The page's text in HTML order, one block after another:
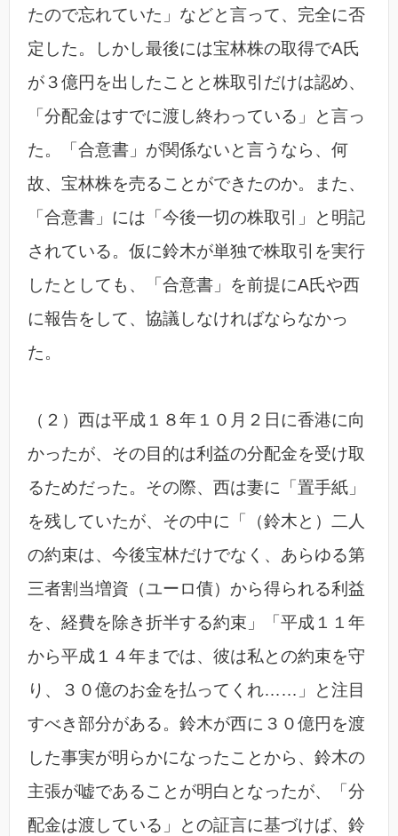
たので忘れていた」などと言って、完全に否
定した。しかし最後には宝林株の取得でA氏
が３億円を出したことと株取引だけは認め、
「分配金はすでに渡し終わっている」と言っ
た。「合意書」が関係ないと言うなら、何
故、宝林株を売ることができたのか。また、
「合意書」には「今後一切の株取引」と明記
されている。仮に鈴木が単独で株取引を実行
したとしても、「合意書」を前提にA氏や西
に報告をして、協議しなければならなかっ
た。
（２）西は平成１８年１０月２日に香港に向
かったが、その目的は利益の分配金を受け取
るためだった。その際、西は妻に「置手紙」
を残していたが、その中に「（鈴木と）二人
の約束は、今後宝林だけでなく、あらゆる第
三者割当増資（ユーロ債）から得られる利益
を、経費を除き折半する約束」「平成１１年
から平成１４年までは、彼は私との約束を守
り、３０億のお金を払ってくれ……」と注目
すべき部分がある。鈴木が西に３０億円を渡
した事実が明らかになったことから、鈴木の
主張が嘘であることが明白となったが、「分
配金は渡している」との証言に基づけば、鈴